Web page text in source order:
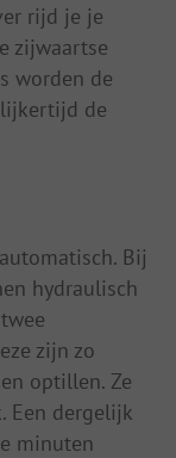
rijd je je
zijwaartse
worden de
de
Bij
hydraulisch
zijn zo
optillen. Ze
Een dergelijk
minuten